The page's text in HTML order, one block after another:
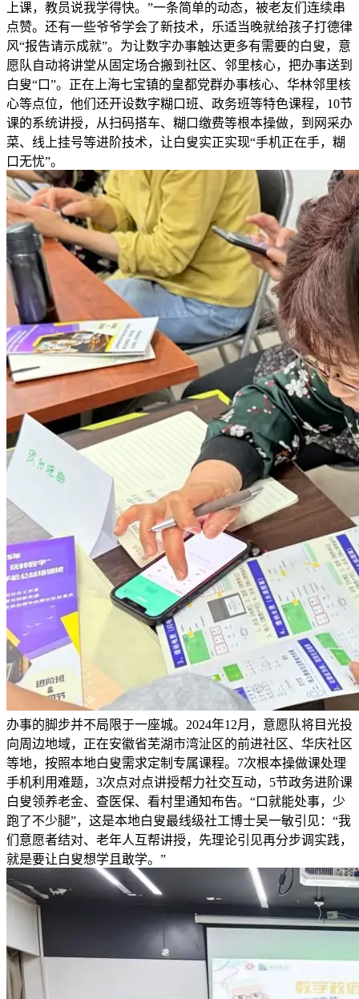
上课，教员说我学得快。”一条简单的动态，被老友们连续串
点赞。还有一些爷爷学会了新技术，乐适当晚就给孩子打德律
风“报告请示成就”。为让数字办事触达更多有需要的白叟，意
愿队自动将讲堂从固定场合搬到社区、邻里核心，把办事送到
白叟“口”。正在上海七宝镇的皇都党群办事核心、华林邻里核
心等点位，他们还开设数字糊口班、政务班等特色课程，10节
课的系统讲授，从扫码搭车、糊口缴费等根本操做，到网采办
菜、线上挂号等进阶技术，让白叟实正实现“手机正在手，糊
口无忧”。
办事的脚步并不局限于一座城。2024年12月，意愿队将目光投
向周边地域，正在安徽省芜湖市湾沚区的前进社区、华庆社区
等地，按照本地白叟需求定制专属课程。7次根本操做课处理
手机利用难题，3次点对点讲授帮力社交互动，5节政务进阶课
白叟领养老金、查医保、看村里通知布告。“口就能处事，少
跑了不少腿”，这是本地白叟最线级社工博士吴一敏引见：“我
们意愿者结对、老年人互帮讲授，先理论引见再分步调实践，
就是要让白叟想学且敢学。”